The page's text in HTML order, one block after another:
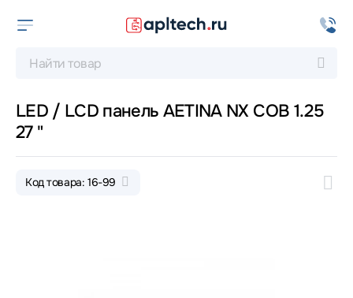
LED / LCD панель AETINA NX COB 1.25
27 "
Код товара: 16-99